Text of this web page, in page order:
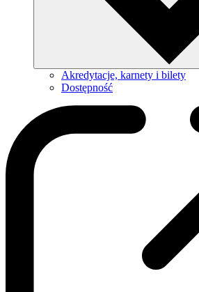
Akredytacje, karnety i bilety
Dostępność